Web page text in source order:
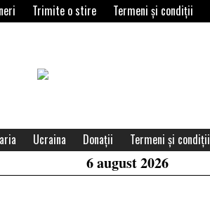
Trimite o stire Termeni și condiții
Header
Area
Ucraina Donații Termeni și condiții
6 august 2026